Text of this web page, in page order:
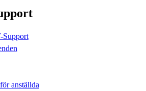
anställda